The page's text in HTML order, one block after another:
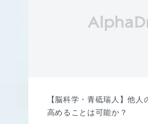
【脳科学・青砥瑞人】他人
高めることは可能か？